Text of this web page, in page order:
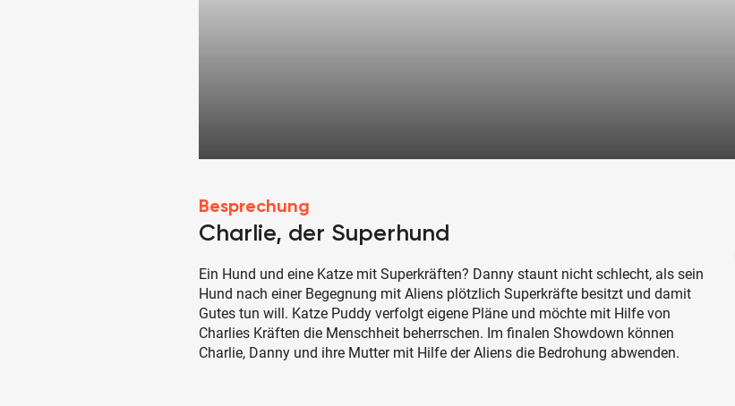
Besprechung
Charlie, der Superhund
Ein Hund und eine Katze mit Superkräften? Danny staunt nicht schlecht, als sein
Hund nach einer Begegnung mit Aliens plötzlich Superkräfte besitzt und damit
Gutes tun will. Katze Puddy verfolgt eigene Pläne und möchte mit Hilfe von
Charlies Kräften die Menschheit beherrschen. Im finalen Showdown können
Charlie, Danny und ihre Mutter mit Hilfe der Aliens die Bedrohung abwenden.